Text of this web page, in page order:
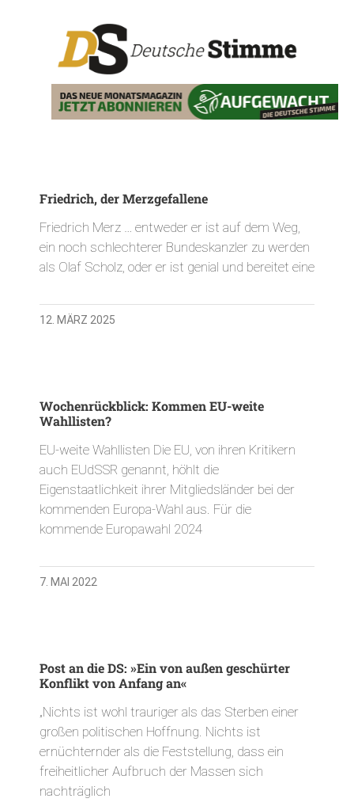
Friedrich, der Merzgefallene
Friedrich Merz … entweder er ist auf dem Weg,
ein noch schlechterer Bundeskanzler zu werden
als Olaf Scholz, oder er ist genial und bereitet eine
12. MÄRZ 2025
Wochenrückblick: Kommen EU-weite
Wahllisten?
EU-weite Wahllisten Die EU, von ihren Kritikern
auch EUdSSR genannt, höhlt die
Eigenstaatlichkeit ihrer Mitgliedsländer bei der
kommenden Europa-Wahl aus. Für die
kommende Europawahl 2024
7. MAI 2022
Post an die DS: »Ein von außen geschürter
Konflikt von Anfang an«
„Nichts ist wohl trauriger als das Sterben einer
großen politischen Hoffnung. Nichts ist
ernüchternder als die Feststellung, dass ein
freiheitlicher Aufbruch der Massen sich
nachträglich